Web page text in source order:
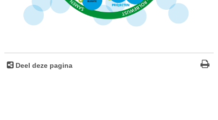
Deel deze pagina